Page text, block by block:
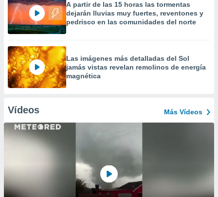
A partir de las 15 horas las tormentas
dejarán lluvias muy fuertes, reventones y
pedrisco en las comunidades del norte
Las imágenes más detalladas del Sol
jamás vistas revelan remolinos de energía
magnética
Vídeos Más Vídeos